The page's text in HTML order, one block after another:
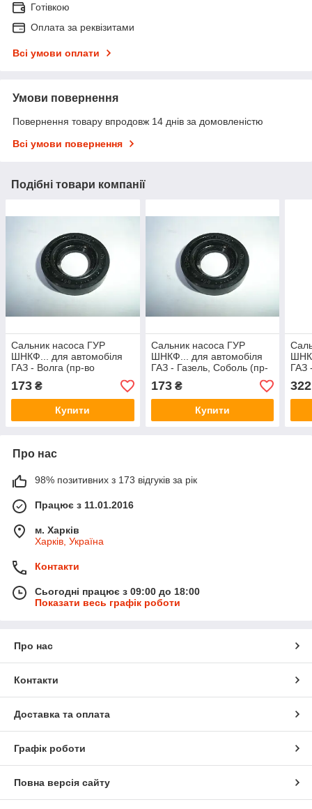
Готівкою
Оплата за реквізитами
Всі умови оплати
Умови повернення
Повернення товару впродовж 14 днів за домовленістю
Всі умови повернення
Подібні товари компанії
Сальник насоса ГУР
ШНКФ... для автомобіля
ГАЗ - Волга (пр-во
Оригінал)
173 ₴
Купити
Сальник насоса ГУР
ШНКФ... для автомобіля
ГАЗ - Газель, Соболь (пр-
во Оригінал)
173₴
Купити
ГАЗ
во
322
Про нас
98% позитивних з 173 відгуків за рік
Працює з 11.01.2016
м. Харків
Харків, Україна
Контакти
Сьогодні працює з 09:00 до 18:00
Показати весь графік роботи
Про нас
Контакти
Доставка та оплата
Графік роботи
Повна версія сайту